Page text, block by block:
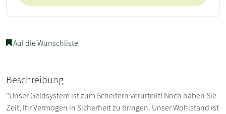
Auf die Wunschliste
Beschreibung
"Unser Geldsystem ist zum Scheitern verurteilt! Noch haben Sie
Zeit, Ihr Vermögen in Sicherheit zu bringen. Unser Wohlstand ist